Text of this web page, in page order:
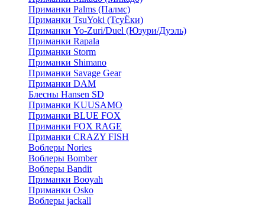
Приманки Palms (Палмс)
Приманки TsuYoki (ТсуЁки)
Приманки Yo-Zuri/Duel (Юзури/Дуэль)
Приманки Rapala
Приманки Storm
Приманки Shimano
Приманки Savage Gear
Приманки DAM
Блесны Hansen SD
Приманки KUUSAMO
Приманки BLUE FOX
Приманки FOX RAGE
Приманки CRAZY FISH
Воблеры Nories
Воблеры Bomber
Воблеры Bandit
Приманки Booyah
Приманки Osko
Воблеры jackall